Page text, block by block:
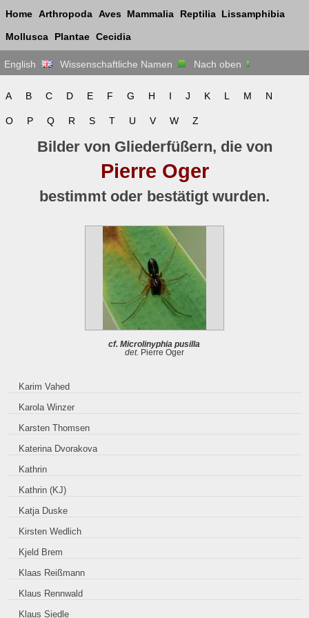
Home Arthropoda Aves Mammalia Reptilia Lissamphibia
Mollusca Plantae Cecidia
English Wissenschaftliche Namen Nach oben
A B C D E F G H I J K L M N
O P Q R S T U V W Z
Bilder von Gliederfüßern, die von
Pierre Oger
bestimmt oder bestätigt wurden.
cf. Microlinyphia pusilla
det. Pierre Oger
Karim Vahed
Karola Winzer
Karsten Thomsen
Katerina Dvorakova
Kathrin
Kathrin (KJ)
Katja Duske
Kirsten Wedlich
Kjeld Brem
Klaas Reißmann
Klaus Rennwald
Klaus Siedle